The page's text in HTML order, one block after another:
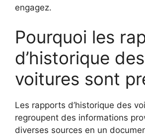
engagez.
Pourquoi les
d’historique des
voitures sont
Les rapports d’historique des
regroupent des informations
diverses sources en un